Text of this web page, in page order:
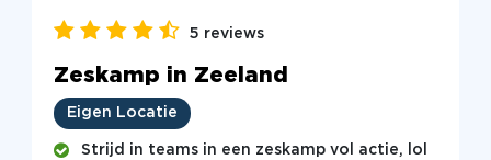
5 reviews
Zeskamp in Zeeland
Eigen Locatie
Strijd in teams in een zeskamp vol actie, lol